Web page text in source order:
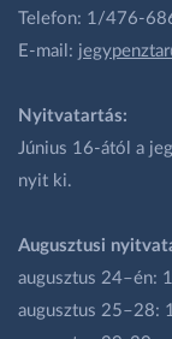
Telefon: 1/476-
E-mail:
Nyitvatartás:
Június 16-ától a
nyit ki.
Augusztusi
augusztus 24–én:
augusztus 25–28: